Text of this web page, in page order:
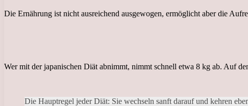
Die Ernährung ist nicht ausreichend ausgewogen, ermöglicht aber die
Wer mit der japanischen Diät abnimmt, nimmt schnell etwa 8 kg ab. Auf
Die Hauptregel jeder Diät: Sie wechseln sanft darauf und kehren